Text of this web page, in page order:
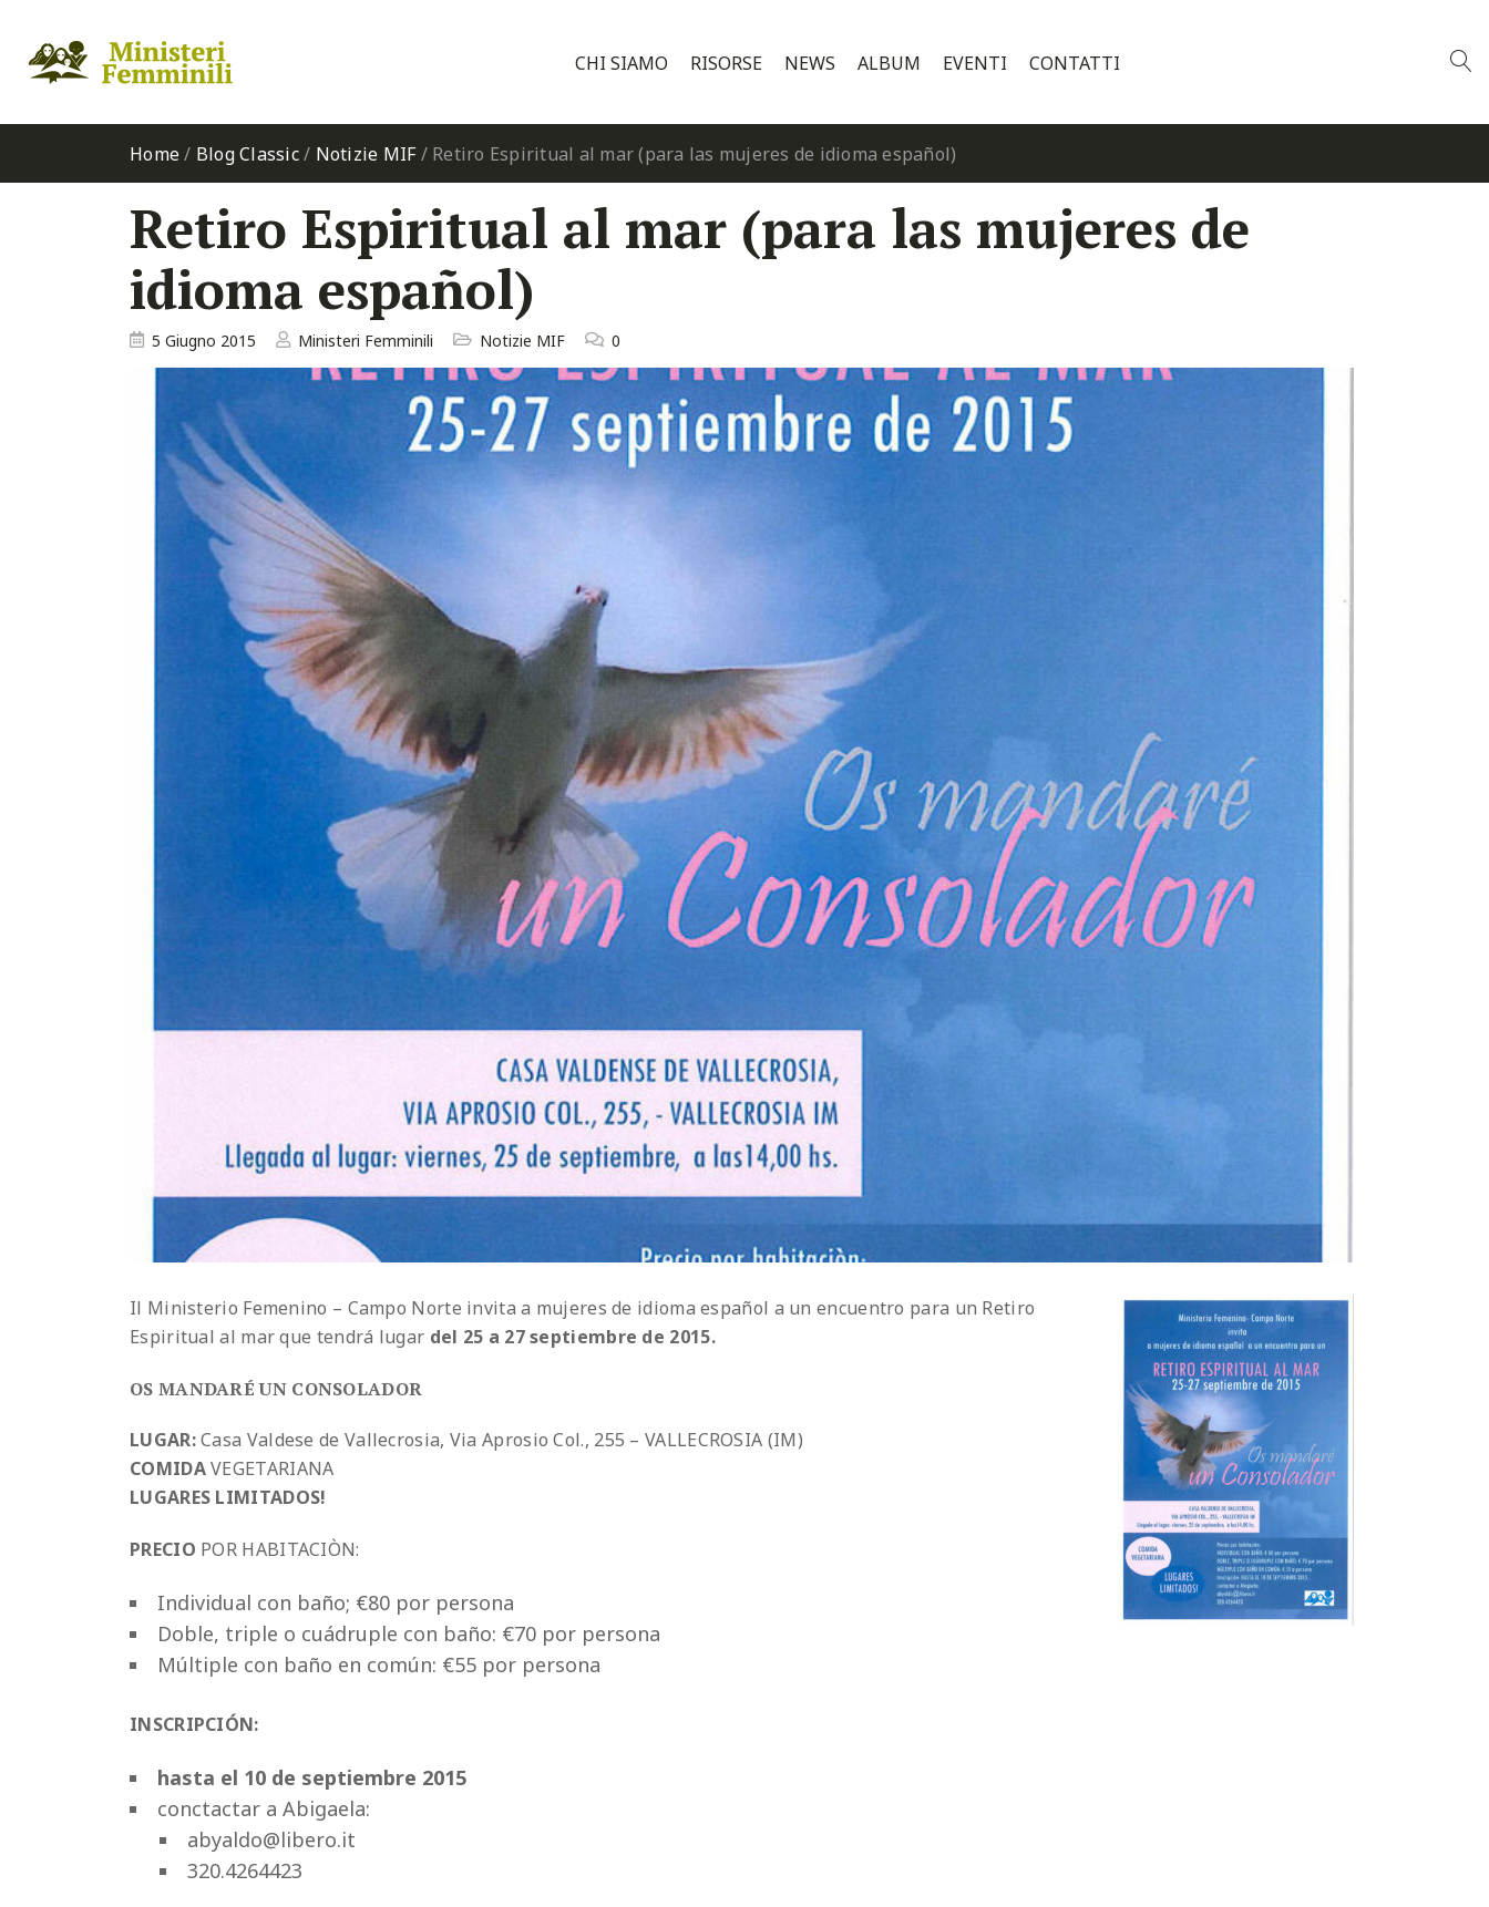
CHI SIAMO RISORSE NEWS ALBUM EVENTI CONTATTI
Home/ Blog Classic/ Notizie MIF / Retiro Espiritual al mar (para las mujeres de idioma español)
Retiro Espiritual al mar (para las mujeres de
idioma español)
5 Giugno 2015 Ministeri Femminili Notizie MIF 0
Il Ministerio Femenino – Campo Norte invita a mujeres de idioma español a un encuentro para un Retiro
Espiritual al mar que tendrá lugar del 25 a 27 septiembre de 2015.
OS MANDARÉ UN CONSOLADOR
LUGAR:Casa Valdese de Vallecrosia, Via Aprosio Col., 255 – VALLECROSIA (IM)
COMIDAVEGETARIANA
LUGARES LIMITADOS!
PRECIO POR HABITACIÒN:
Individual con baño; €80 por persona
Doble, triple o cuádruple con baño: €70 por persona
Múltiple con baño en común: €55 por persona
INSCRIPCIÓN:
hasta el 10 de septiembre 2015
conctactar a Abigaela:
abyaldo@libero.it
320.4264423